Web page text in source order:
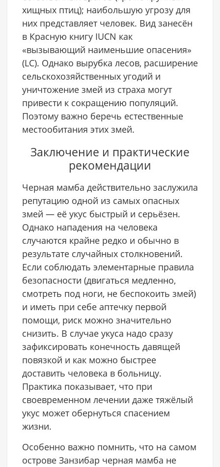
хищных птиц); наибольшую угрозу для
них представляет человек. Вид занесён
в Красную книгу IUCN как
«вызывающий наименьшие опасения»
(LC). Однако вырубка лесов, расширение
сельскохозяйственных угодий и
уничтожение змей из страха могут
привести к сокращению популяций.
Поэтому важно беречь естественные
местообитания этих змей.
Заключение и практические
рекомендации
Черная мамба действительно заслужила
репутацию одной из самых опасных
змей — её укус быстрый и серьёзен.
Однако нападения на человека
случаются крайне редко и обычно в
результате случайных столкновений.
Если соблюдать элементарные правила
безопасности (двигаться медленно,
смотреть под ноги, не беспокоить змей)
и иметь при себе аптечку первой
помощи, риск можно значительно
снизить. В случае укуса надо сразу
зафиксировать конечность давящей
повязкой и как можно быстрее
доставить человека в больницу.
Практика показывает, что при
своевременном лечении даже тяжёлый
укус может обернуться спасением
жизни.
Особенно важно помнить, что на самом
острове Занзибар черная мамба не